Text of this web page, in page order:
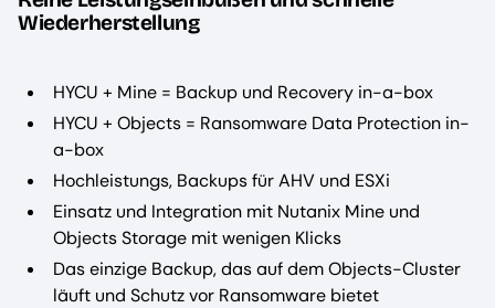
Wiederherstellung
HYCU + Mine = Backup und Recovery in-a-box
HYCU + Objects = Ransomware Data Protection in-
a-box
Hochleistungs, Backups für AHV und ESXi
Einsatz und Integration mit Nutanix Mine und
Objects Storage mit wenigen Klicks
Das einzige Backup, das auf dem Objects-Cluster
läuft und Schutz vor Ransomware bietet